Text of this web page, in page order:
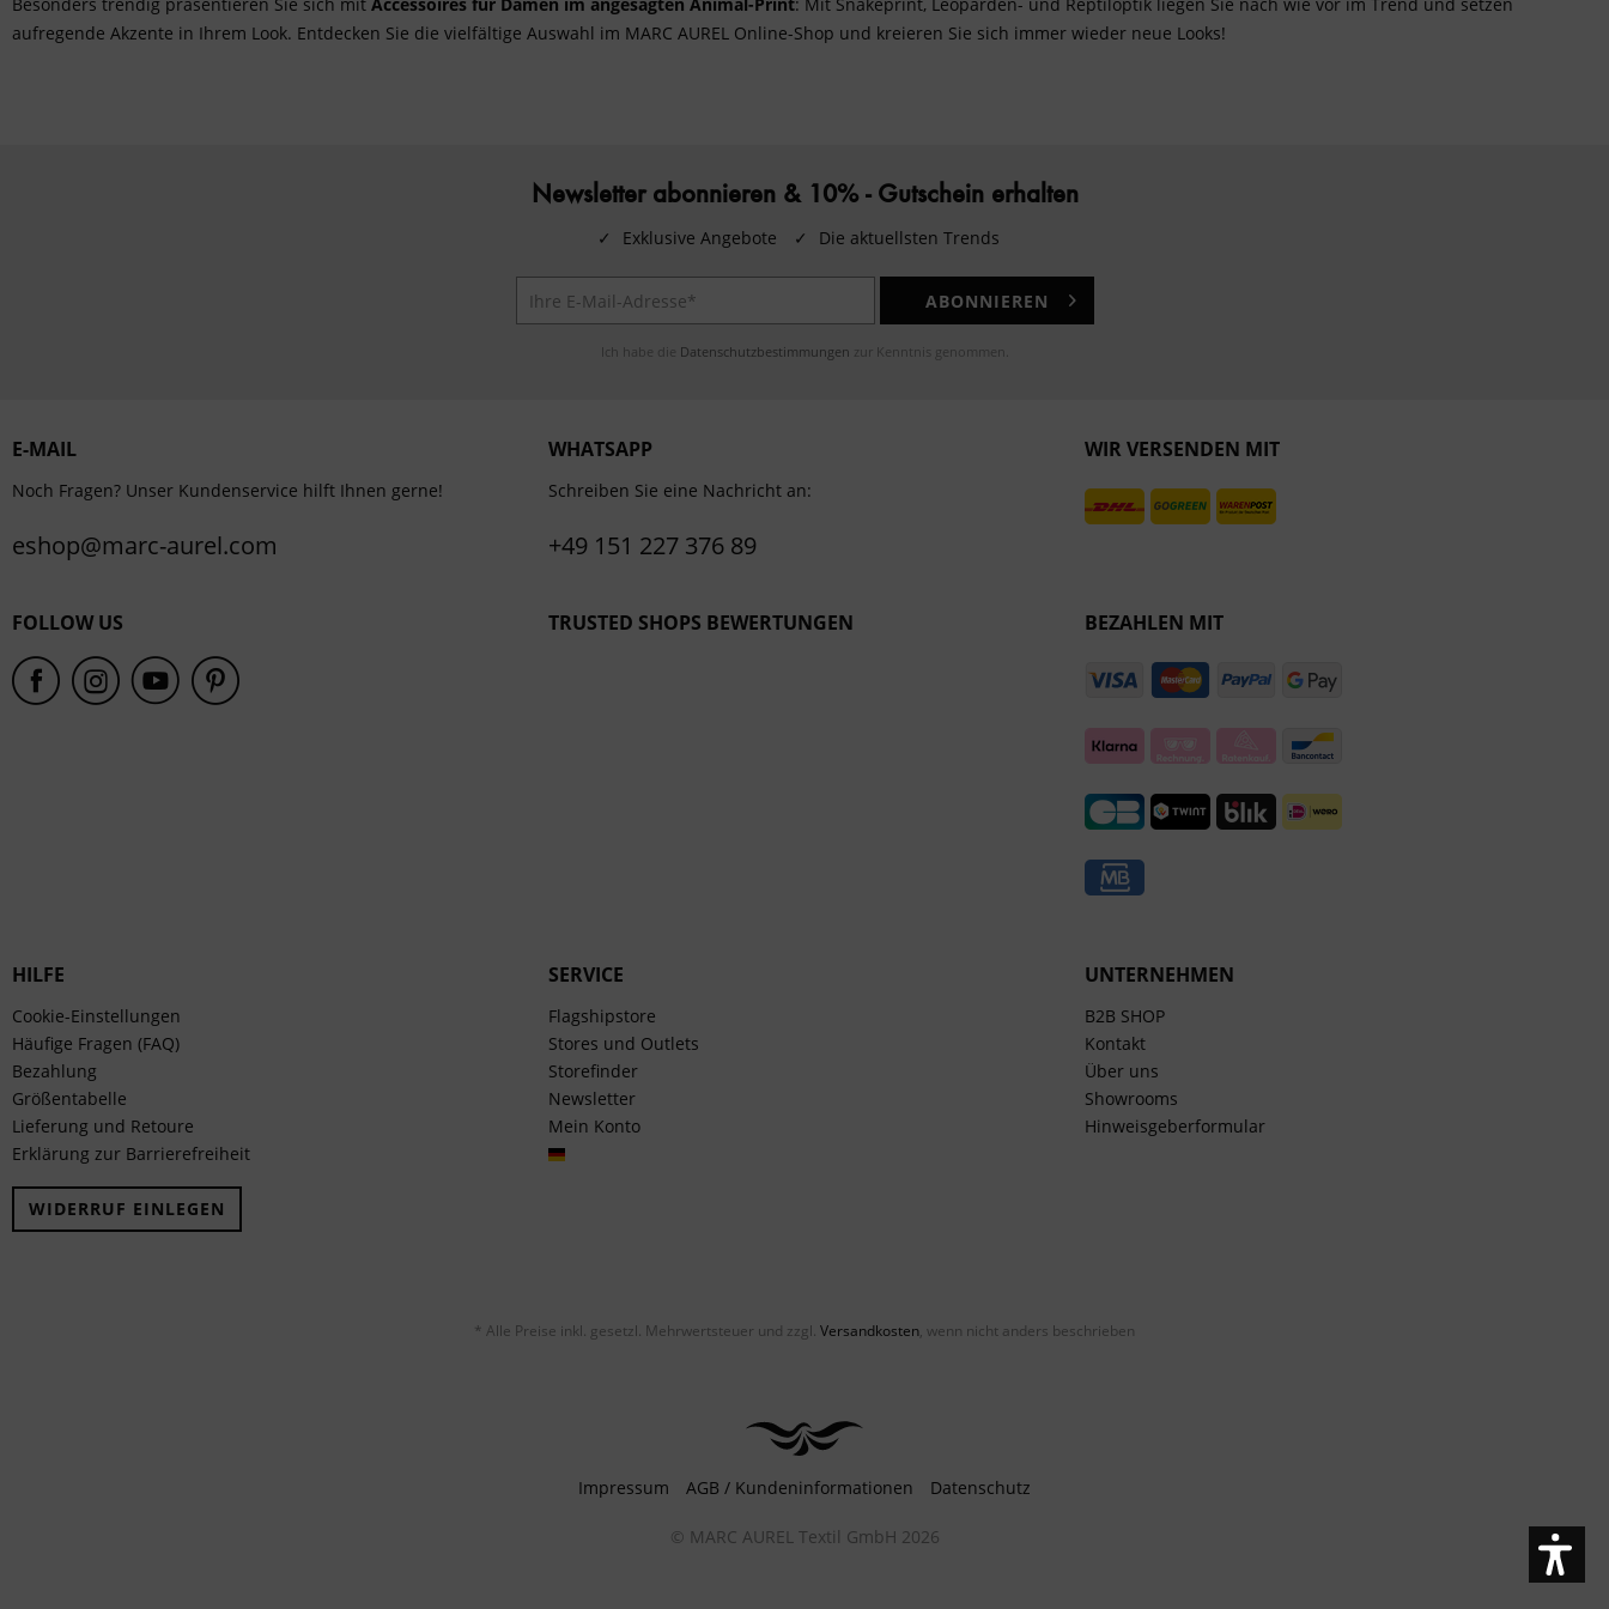
aufregende Akzente in Ihrem Look. Entdecken Sie die vielfältige Auswahl im MARC AUREL Online-Shop und kreieren Sie sich immer wieder neue Looks!
Newsletter abonnieren & 10% - Gutschein erhalten
✓ Exklusive Angebote ✓ Die aktuellsten Trends
ABONNIEREN
Ich habe die Datenschutzbestimmungen zur Kenntnis genommen.
E-MAIL
Noch Fragen? Unser Kundenservice hilft Ihnen gerne!
eshop@marc-aurel.com
WHATSAPP
Schreiben Sie eine Nachricht an:
+49 151 227 376 89
WIR VERSENDEN MIT
FOLLOW US TRUSTED SHOPS BEWERTUNGEN BEZAHLEN MIT
HILFE
Cookie-Einstellungen
Häufige Fragen (FAQ)
Bezahlung
Größentabelle
Lieferung und Retoure
Erklärung zur Barrierefreiheit
WIDERRUF EINLEGEN
SERVICE
Flagshipstore
Stores und Outlets
Storefinder
Newsletter
Mein Konto
UNTERNEHMEN
B2B SHOP
Kontakt
Über uns
Showrooms
Hinweisgeberformular
* Alle Preise inkl. gesetzl. Mehrwertsteuer und zzgl. Versandkosten, wenn nicht anders beschrieben
Impressum AGB / Kundeninformationen Datenschutz
© MARC AUREL Textil GmbH 2026